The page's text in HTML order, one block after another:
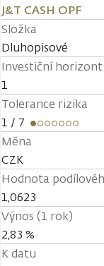
J&T CASH OPF
Složka
Dluhopisové
Investiční horizont
1
Tolerance rizika
1 / 7
Měna
CZK
Hodnota
1,0623
Výnos (1 rok)
2,83 %
K datu